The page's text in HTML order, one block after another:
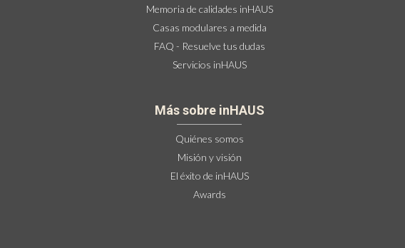
Memoria de calidades inHAUS
Casas modulares a medida
FAQ - Resuelve tus dudas
Servicios inHAUS
Más sobre inHAUS
Quiénes somos
Misión y visión
El éxito de inHAUS
Awards